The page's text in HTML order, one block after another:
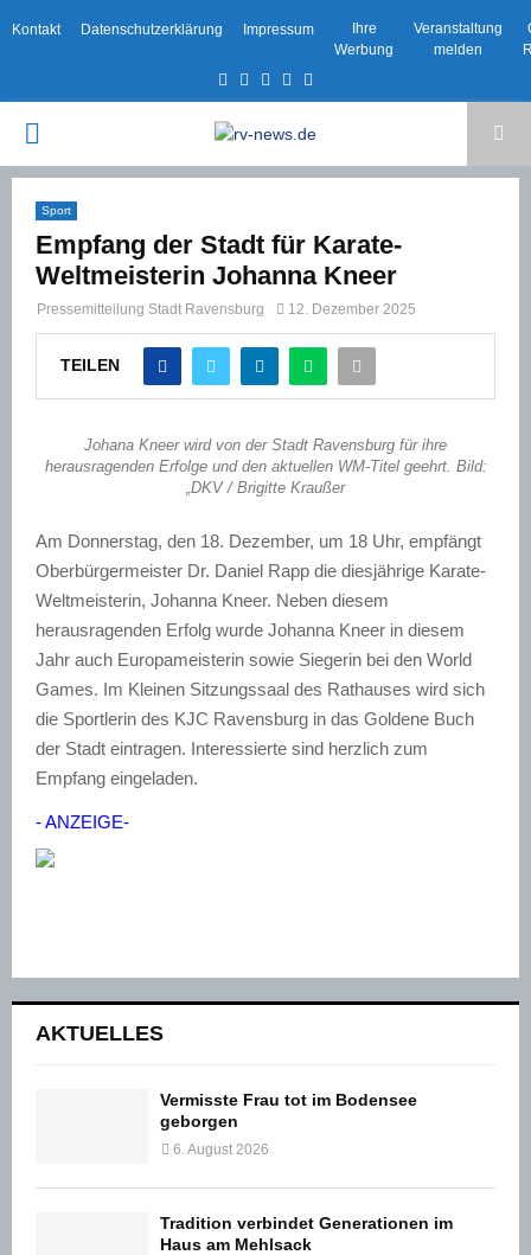
Kontakt Datenschutzerklärung Impressum
Ihre
Werbung
Veranstaltung
melden
Facebook
TwitterInstagram
Email
PRIMARY
MENU
Sport
Empfang der Stadt für Karate-
Weltmeisterin Johanna Kneer
Pressemitteilung Stadt Ravensburg 12. Dezember 2025
TEILEN
Johana Kneer wird von der Stadt Ravensburg für ihre
herausragenden Erfolge und den aktuellen WM-Titel geehrt. Bild:
„DKV / Brigitte Kraußer
Am Donnerstag, den 18. Dezember, um 18 Uhr, empfängt
Oberbürgermeister Dr. Daniel Rapp die diesjährige Karate-
Weltmeisterin, Johanna Kneer. Neben diesem
herausragenden Erfolg wurde Johanna Kneer in diesem
Jahr auch Europameisterin sowie Siegerin bei den World
Games. Im Kleinen Sitzungssaal des Rathauses wird sich
die Sportlerin des KJC Ravensburg in das Goldene Buch
der Stadt eintragen. Interessierte sind herzlich zum
Empfang eingeladen.
- ANZEIGE-
AKTUELLES
Vermisste Frau tot im Bodensee
geborgen
6. August 2026
Tradition verbindet Generationen im
Haus am Mehlsack